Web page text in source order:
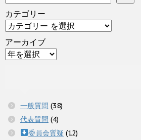
カテゴリー
アーカイブ
一般質問 (38)
代表質問 (4)
委員会質疑 (12)